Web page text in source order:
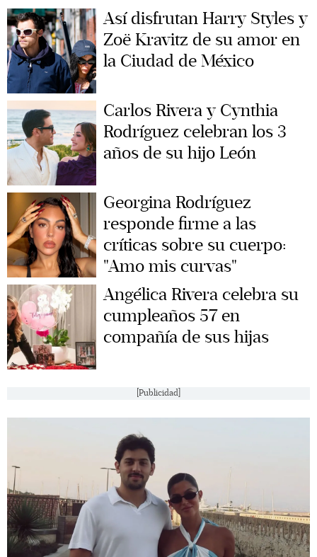
Así disfrutan Harry Styles y
Zoë Kravitz de su amor en
la Ciudad de México
Carlos Rivera y Cynthia
Rodríguez celebran los 3
años de su hijo León
Georgina Rodríguez
responde firme a las
críticas sobre su cuerpo:
"Amo mis curvas"
Angélica Rivera celebra su
cumpleaños 57 en
compañía de sus hijas
[Publicidad]